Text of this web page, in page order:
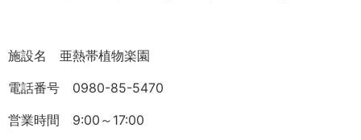
施設名 亜熱帯植物楽園
電話番号 0980-85-5470
営業時間 9:00～17:00